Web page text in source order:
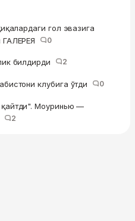
гол эвазига
ГАЛЕРЕЯ
0
билдирди 2
клубига ўтди 0
Моуринью —
2